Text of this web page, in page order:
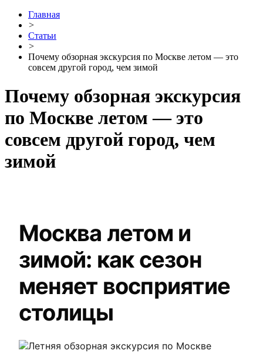
Главная
>
Статьи
>
Почему обзорная экскурсия по Москве летом — это
совсем другой город, чем зимой
Почему обзорная экскурсия
по Москве летом — это
совсем другой город, чем
зимой
Москва летом и
зимой: как сезон
меняет восприятие
столицы